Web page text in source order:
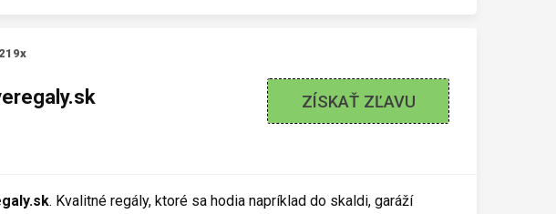
ZÍSKAŤ ZĽAVU
. Kvalitné regály, ktoré sa hodia napríklad do skaldi, garáží